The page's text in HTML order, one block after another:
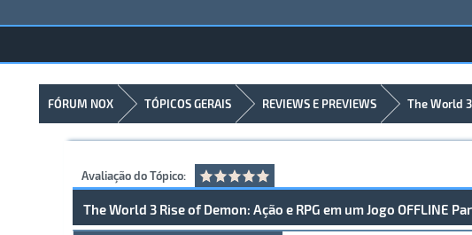
FÓRUM NOX TÓPICOS GERAIS REVIEWS E PREVIEWS The World 3
Avaliação do Tópico:
The World 3 Rise of Demon: Ação e RPG em um Jogo OFFLINE